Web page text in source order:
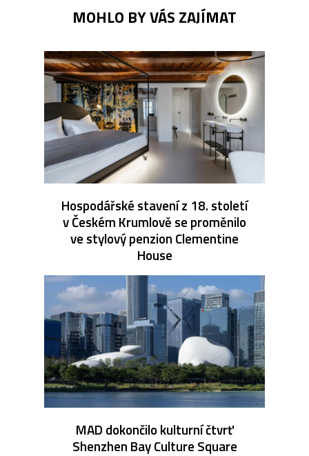
MOHLO BY VÁS ZAJÍMAT
Hospodářské stavení z 18. století
v Českém Krumlově se proměnilo
ve stylový penzion Clementine
House
MAD dokončilo kulturní čtvrť
Shenzhen Bay Culture Square